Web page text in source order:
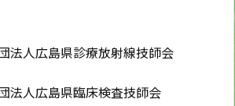
島県診療放射線技師会
島県臨床検査技師会